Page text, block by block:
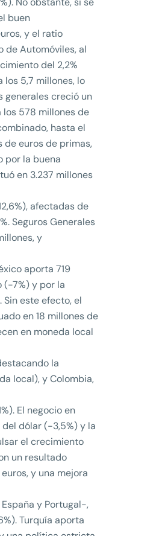
buen
y el ratio
de Automóviles, al
del 2,2%
los 5,7 millones, lo
generales creció un
los 578 millones de
hasta el
de euros de primas,
por la buena
en 3.237 millones
afectadas de
Seguros Generales
y
aporta 719
(-7%) y por la
este efecto, el
en 18 millones de
en moneda local
la
local), y Colombia,
El negocio en
dólar (-3,5%) y la
el crecimiento
un resultado
y una mejora
y Portugal-,
Turquía aporta